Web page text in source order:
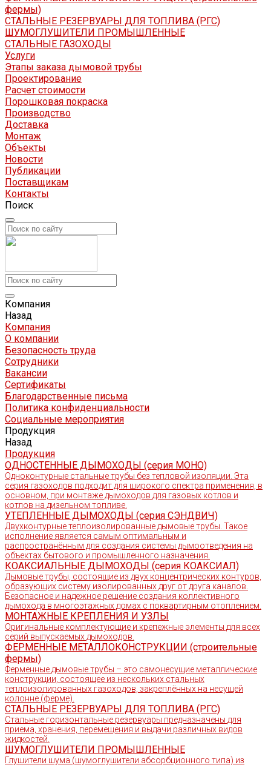
фермы)
СТАЛЬНЫЕ РЕЗЕРВУАРЫ ДЛЯ ТОПЛИВА (РГС)
ШУМОГЛУШИТЕЛИ ПРОМЫШЛЕННЫЕ
СТАЛЬНЫЕ ГАЗОХОДЫ
Услуги
Этапы заказа дымовой трубы
Проектирование
Расчет стоимости
Порошковая покраска
Производство
Доставка
Монтаж
Объекты
Новости
Публикации
Поставщикам
Контакты
Поиск
Компания
Назад
Компания
О компании
Безопасность труда
Сотрудники
Вакансии
Сертификаты
Благодарственные письма
Политика конфиденциальности
Социальные мероприятия
Продукция
Назад
Продукция
ОДНОСТЕННЫЕ ДЫМОХОДЫ (серия МОНО)
Одноконтурные стальные трубы без тепловой изоляции. Эта
серия газоходов подходит для широкого спектра применения, в
основном, при монтаже дымоходов для газовых котлов и
котлов на дизельном топливе.
УТЕПЛЕННЫЕ ДЫМОХОДЫ (серия СЭНДВИЧ)
Двухконтурные теплоизолированные дымовые трубы. Такое
исполнение является самым оптимальным и
распространённым для создания системы дымоотведения на
объектах бытового и промышленного назначения.
КОАКСИАЛЬНЫЕ ДЫМОХОДЫ (серия КОАКСИАЛ)
Дымовые трубы, состоящие из двух концентрических контуров,
образующих систему изолированных друг от друга каналов.
Безопасное и надежное решение создания коллективного
дымохода в многоэтажных домах с поквартирным отоплением.
МОНТАЖНЫЕ КРЕПЛЕНИЯ И УЗЛЫ
Оригинальные комплектующие и крепежные элементы для всех
серий выпускаемых дымоходов.
ФЕРМЕННЫЕ МЕТАЛЛОКОНСТРУКЦИИ (строительные
фермы)
Ферменные дымовые трубы – это самонесущие металлические
конструкции, состоящее из нескольких стальных
теплоизолированных газоходов, закреплённых на несущей
колонне (ферме).
СТАЛЬНЫЕ РЕЗЕРВУАРЫ ДЛЯ ТОПЛИВА (РГС)
Стальные горизонтальные резервуары предназначены для
приема, хранения, перемещения и выдачи различных видов
жидкостей.
ШУМОГЛУШИТЕЛИ ПРОМЫШЛЕННЫЕ
Глушители шума (шумоглушители абсорбционного типа) из